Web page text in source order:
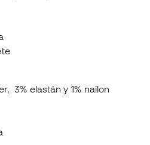
3% elastán y 1% nailon